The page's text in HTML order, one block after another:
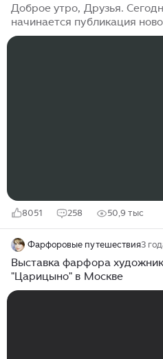
Доброе утро, Друзья.
начинается публикация
немного отдохнули, пока
8051 258 50,9 тыс
Фарфоровые путешествия3
Выставка фарфора
"Царицыно" в Москве